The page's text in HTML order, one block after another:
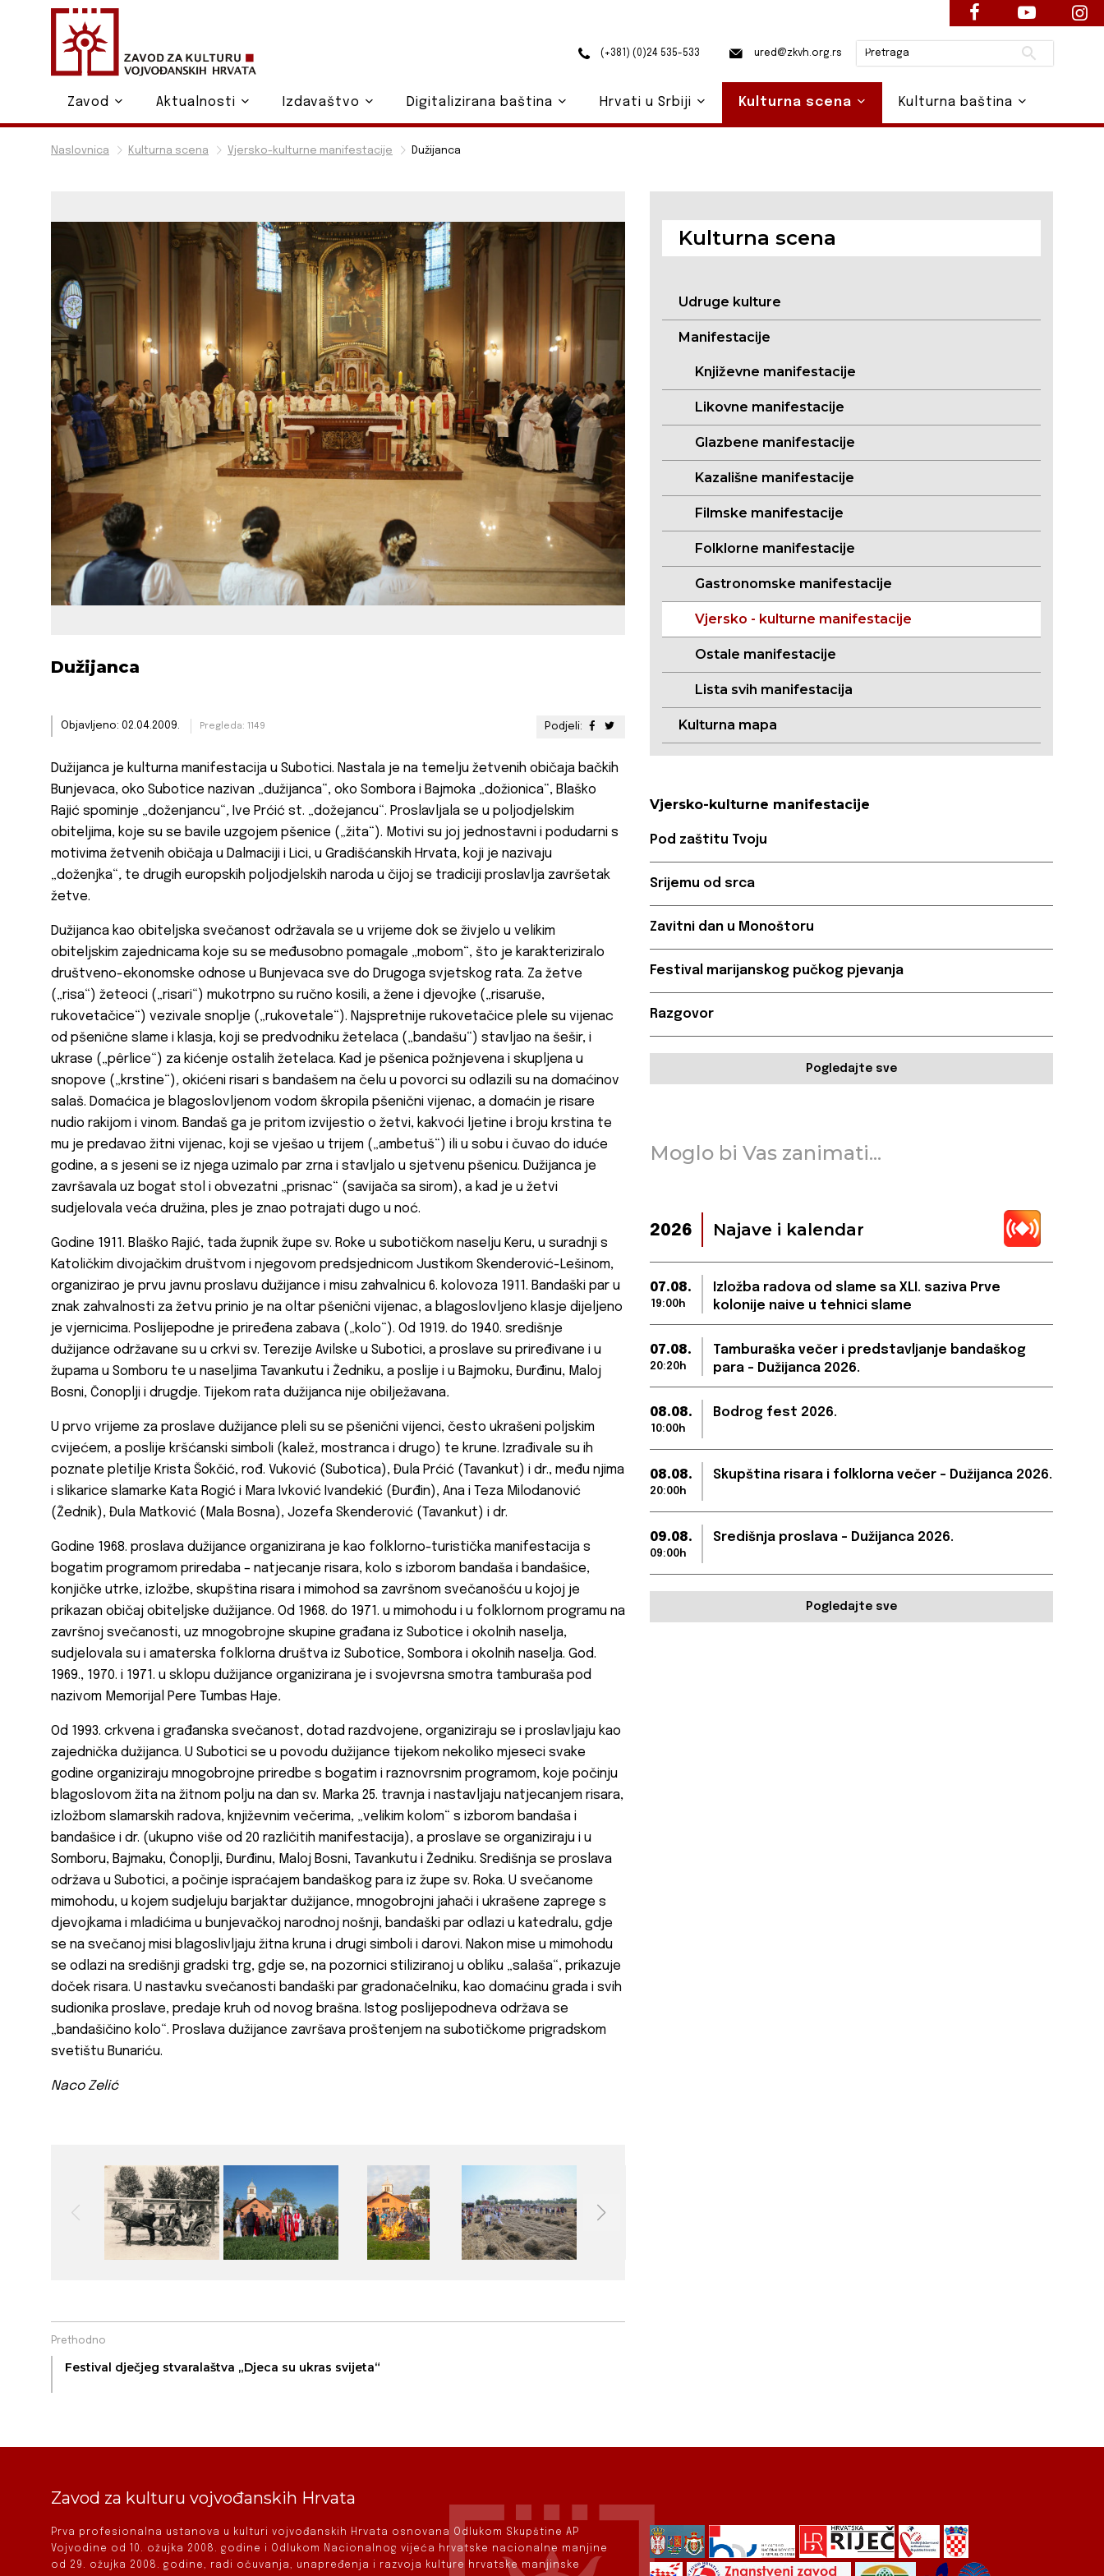
Naslovnica Kulturna scena Vjersko-kulturne manifestacije Dužijanca
Dužijanca
Podjeli:
Objavljeno: 02.04.2009. Pregleda: 1149
Dužijanca je kulturna manifestacija u Subotici. Nastala je na temelju žetvenih običaja bačkih
Bunjevaca, oko Subotice nazivan „dužijanca“, oko Sombora i Bajmoka „dožionica“, Blaško
Rajić spominje „doženjancu“, Ive Prćić st. „dožejancu“. Proslavljala se u poljodjelskim
obiteljima, koje su se bavile uzgojem pšenice („žita“). Motivi su joj jednostavni i podudarni s
motivima žetvenih običaja u Dalmaciji i Lici, u Gradišćanskih Hrvata, koji je nazivaju
„doženjka“, te drugih europskih poljodjelskih naroda u čijoj se tradiciji proslavlja završetak
žetve.
Dužijanca kao obiteljska svečanost održavala se u vrijeme dok se živjelo u velikim
obiteljskim zajednicama koje su se međusobno pomagale „mobom“, što je karakteriziralo
društveno-ekonomske odnose u Bunjevaca sve do Drugoga svjetskog rata. Za žetve
(„risa“) žeteoci („risari“) mukotrpno su ručno kosili, a žene i djevojke („risaruše,
rukovetačice“) vezivale snoplje („rukovetale“). Najspretnije rukovetačice plele su vijenac
od pšenične slame i klasja, koji se predvodniku žetelaca („bandašu“) stavljao na šešir, i
ukrase („pêrlice“) za kićenje ostalih žetelaca. Kad je pšenica požnjevena i skupljena u
snopove („krstine“), okićeni risari s bandašem na čelu u povorci su odlazili su na domaćinov
salaš. Domaćica je blagoslovljenom vodom škropila pšenični vijenac, a domaćin je risare
nudio rakijom i vinom. Bandaš ga je pritom izvijestio o žetvi, kakvoći ljetine i broju krstina te
mu je predavao žitni vijenac, koji se vješao u trijem („ambetuš“) ili u sobu i čuvao do iduće
godine, a s jeseni se iz njega uzimalo par zrna i stavljalo u sjetvenu pšenicu. Dužijanca je
završavala uz bogat stol i obvezatni „prisnac“ (savijača sa sirom), a kad je u žetvi
sudjelovala veća družina, ples je znao potrajati dugo u noć.
Godine 1911. Blaško Rajić, tada župnik župe sv. Roke u subotičkom naselju Keru, u suradnji s
Katoličkim divojačkim društvom i njegovom predsjednicom Justikom Skenderović-Lešinom,
organizirao je prvu javnu proslavu dužijance i misu zahvalnicu 6. kolovoza 1911. Bandaški par u
znak zahvalnosti za žetvu prinio je na oltar pšenični vijenac, a blagoslovljeno klasje dijeljeno
je vjernicima. Poslijepodne je priređena zabava („kolo“). Od 1919. do 1940. središnje
dužijance održavane su u crkvi sv. Terezije Avilske u Subotici, a proslave su priređivane i u
župama u Somboru te u naseljima Tavankutu i Žedniku, a poslije i u Bajmoku, Đurđinu, Maloj
Bosni, Čonoplji i drugdje. Tijekom rata dužijanca nije obilježavana.
U prvo vrijeme za proslave dužijance pleli su se pšenični vijenci, često ukrašeni poljskim
cvijećem, a poslije kršćanski simboli (kalež, mostranca i drugo) te krune. Izrađivale su ih
poznate pletilje Krista Šokčić, rođ. Vuković (Subotica), Đula Prćić (Tavankut) i dr., među njima
i slikarice slamarke Kata Rogić i Mara Ivković Ivandekić (Đurđin), Ana i Teza Milodanović
(Žednik), Đula Matković (Mala Bosna), Jozefa Skenderović (Tavankut) i dr.
Godine 1968. proslava dužijance organizirana je kao folklorno-turistička manifestacija s
bogatim programom priredaba – natjecanje risara, kolo s izborom bandaša i bandašice,
konjičke utrke, izložbe, skupština risara i mimohod sa završnom svečanošću u kojoj je
prikazan običaj obiteljske dužijance. Od 1968. do 1971. u mimohodu i u folklornom programu na
završnoj svečanosti, uz mnogobrojne skupine građana iz Subotice i okolnih naselja,
sudjelovala su i amaterska folklorna društva iz Subotice, Sombora i okolnih naselja. God.
1969., 1970. i 1971. u sklopu dužijance organizirana je i svojevrsna smotra tamburaša pod
nazivom Memorijal Pere Tumbas Haje.
Od 1993. crkvena i građanska svečanost, dotad razdvojene, organiziraju se i proslavljaju kao
zajednička dužijanca. U Subotici se u povodu dužijance tijekom nekoliko mjeseci svake
godine organiziraju mnogobrojne priredbe s bogatim i raznovrsnim programom, koje počinju
blagoslovom žita na žitnom polju na dan sv. Marka 25. travnja i nastavljaju natjecanjem risara,
izložbom slamarskih radova, književnim večerima, „velikim kolom“ s izborom bandaša i
bandašice i dr. (ukupno više od 20 različitih manifestacija), a proslave se organiziraju i u
Somboru, Bajmaku, Čonoplji, Đurđinu, Maloj Bosni, Tavankutu i Žedniku. Središnja se proslava
održava u Subotici, a počinje ispraćajem bandaškog para iz župe sv. Roka. U svečanome
mimohodu, u kojem sudjeluju barjaktar dužijance, mnogobrojni jahači i ukrašene zaprege s
djevojkama i mladićima u bunjevačkoj narodnoj nošnji, bandaški par odlazi u katedralu, gdje
se na svečanoj misi blagoslivljaju žitna kruna i drugi simboli i darovi. Nakon mise u mimohodu
se odlazi na središnji gradski trg, gdje se, na pozornici stiliziranoj u obliku „salaša“, prikazuje
doček risara. U nastavku svečanosti bandaški par gradonačelniku, kao domaćinu grada i svih
sudionika proslave, predaje kruh od novog brašna. Istog poslijepodneva održava se
„bandašičino kolo“. Proslava dužijance završava proštenjem na subotičkome prigradskom
svetištu Bunariću.
Naco Zelić
Prethodno
Festival dječjeg stvaralaštva „Djeca su ukras svijeta“
Kulturna scena
Udruge kulture
Manifestacije
Književne manifestacije
Likovne manifestacije
Glazbene manifestacije
Kazališne manifestacije
Filmske manifestacije
Folklorne manifestacije
Gastronomske manifestacije
Vjersko - kulturne manifestacije
Ostale manifestacije
Lista svih manifestacija
Kulturna mapa
Vjersko-kulturne manifestacije
Pod zaštitu Tvoju
Srijemu od srca
Zavitni dan u Monoštoru
Festival marijanskog pučkog pjevanja
Razgovor
Pogledajte sve
Moglo bi Vas zanimati...
2026 Najave i kalendar
07.08.
19:00h
Izložba radova od slame sa XLI. saziva Prve
kolonije naive u tehnici slame
07.08.
20:20h
Tamburaška večer i predstavljanje bandaškog
para – Dužijanca 2026.
08.08.
10:00h
Bodrog fest 2026.
08.08.
20:00h
Skupština risara i folklorna večer – Dužijanca 2026.
09.08.
09:00h
Središnja proslava – Dužijanca 2026.
Pogledajte sve
Zavod za kulturu vojvođanskih Hrvata
Prva profesionalna ustanova u kulturi vojvođanskih Hrvata osnovana Odlukom Skupštine AP
Vojvodine od 10. ožujka 2008. godine i Odlukom Nacionalnog vijeća hrvatske nacionalne manjine
od 29. ožujka 2008. godine, radi očuvanja, unapređenja i razvoja kulture hrvatske manjinske
(+381) (0)24 535-533 ured@zkvh.org.rs Pretraži
Zavod Aktualnosti Izdavaštvo Digitalizirana baština Hrvati u Srbiji Kulturna scena Kulturna baština